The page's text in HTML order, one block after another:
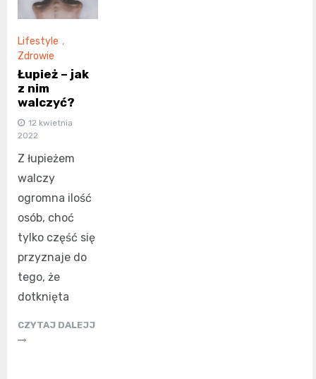
Lifestyle ,
Zdrowie
Łupież – jak
z nim
walczyć?
12 kwietnia
2022
Z łupieżem
walczy
ogromna ilość
osób, choć
tylko część się
przyznaje do
tego, że
dotknięta
CZYTAJ DALEJJ